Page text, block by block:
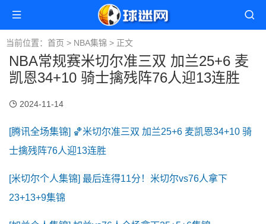
当前位置： 首页 > NBA集锦 > 正文
NBA常规赛米切尔准三双 加兰25+6 麦
凯恩34+10 骑士擒残阵76人迎13连胜
2024-11-14
[腾讯全场集锦] 🏀米切尔准三双 加兰25+6 麦凯恩34+10 骑
士擒残阵76人迎13连胜
[米切尔个人集锦] 最后连得11分！米切尔vs76人拿下
23+13+9集锦